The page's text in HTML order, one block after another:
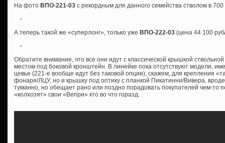
На фото ВПО-221-03 с рекордным для данного семейства стволом в
А теперь такой же «суперлонг», только уже ВПО-222-03 (цена 44 100
Обратите внимание, что все они идут с классической крышкой
местом под боковой кронштейн. В линейке пока отсутствуют модели,
цевье (221-е вообще идут без таковой опции), скажем, для крепления
фонаря/ЛЦУ, но и крышку под оптику с планкой Пикатинни/Вивера,
туманно, но обещает рано или поздно порадовать покупателей чем-то
«колхозят» свои «Вепри» кто во что горазд.